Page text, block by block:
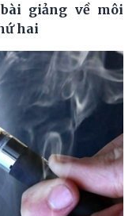
giảng về môi
hai